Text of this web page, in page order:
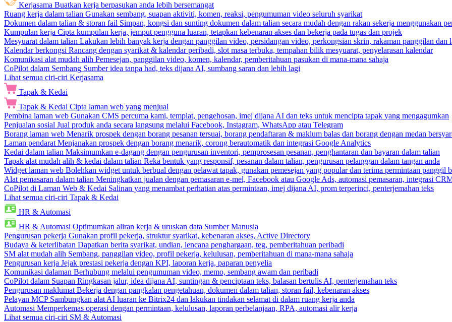
Kerjasama Buatkan kerja berpasukan anda lebih bersemangat
Ruang kerja dalam talian Gunakan sembang, suapan aktiviti, komen, reaksi, pengumuman video seluruh syarikat
Dokumen dalam talian & storan fail Simpan, kongsi dan sunting dokumen dalam talian secara mudah dengan rakan sekerja menggunakan
Kumpulan kerja Cipta kumpulan kerja, jemput pengguna luaran, tetapkan kebenaran akses dan bekerja pada tugas dan projek
Mesyuarat dalam talian Lakukan lebih banyak kerja dengan panggilan video, persidangan video, perkongsian skrin, rakaman panggilan dan
Kalendar berkongsi Rancang dengan syarikat & kalendar peribadi, slot masa terbuka, tempahan bilik mesyuarat, penyelarasan kalendar
Komunikasi alat mudah alih Pemesejan, panggilan video, komen, kalendar, pemberitahuan pasukan di mana-mana sahaja
CoPilot dalam Sembang Sumber idea tanpa had, teks dijana AI, sumbang saran dan lebih lagi
Lihat semua ciri-ciri Kerjasama
Tapak & Kedai
Tapak & Kedai Cipta laman web yang menjual
Pembina laman web Gunakan CMS percuma kami, templat, pengehosan, imej dijana AI dan teks untuk mencipta tapak yang mengagumkan
Penjualan sosial Jual produk anda secara langsung melalui Facebook, Instagram, WhatsApp atau Telegram
Borang laman web Menarik prospek dengan borang pesanan tersuai, borang pendaftaran & maklum balas dan borang dengan medan
Laman pendarat Menjanakan prospek dengan borang menarik, corong berautomatik dan integrasi Google Analytics
Kedai dalam talian Maksimumkan e-dagang dengan pengurusan inventori, pemprosesan pesanan, penghantaran dan bayaran dalam talian
Tapak alat mudah alih & kedai dalam talian Reka bentuk yang responsif, pesanan dalam talian, pengurusan pelanggan dalam tangan anda
Widget laman web Bolehkan widget untuk berbual dengan pelawat tapak, gunakan pemesejan yang popular dan terima permintaan panggil
Alat pemasaran dalam talian Meningkatkan jualan dengan pemasaran e-mel, Facebook atau Google Ads, automasi pemasaran, integrasi
CoPilot di Laman Web & Kedai Salinan yang menambat perhatian atas permintaan, imej dijana AI, prom terperinci, penterjemahan teks
Lihat semua ciri-ciri Tapak & Kedai
HR & Automasi
HR & Automasi Optimumkan aliran kerja & uruskan data Sumber Manusia
Pengurusan pekerja Gunakan profil pekerja, struktur syarikat, kebenaran akses, Active Directory
Budaya & keterlibatan Dapatkan berita syarikat, undian, lencana penghargaan, teg, pemberitahuan peribadi
SM alat mudah alih Sembang, panggilan video, profil pekerja, kelulusan, pemberitahuan di mana-mana sahaja
Pengurusan kerja Jejak prestasi pekerja dengan KPI, laporan kerja, paparan penyelia
Komunikasi dalaman Berhubung melalui pengumuman video, memo, sembang awam dan peribadi
CoPilot dalam Suapan Ringkasan jalur, idea dijana AI, suntingan & penciptaan teks, balasan bertulis AI, penterjemahan teks
Pengurusan maklumat Bekerja dengan pangkalan pengetahuan, dokumen dalam talian, storan fail, kebenaran akses
Pelayan MCP Sambungkan alat AI luaran ke Bitrix24 dan lakukan tindakan selamat di dalam ruang kerja anda
Automasi Memperkemas operasi dengan permintaan, kelulusan, laporan perbelanjaan, RPA, automasi alir kerja
Lihat semua ciri-ciri SM & Automasi